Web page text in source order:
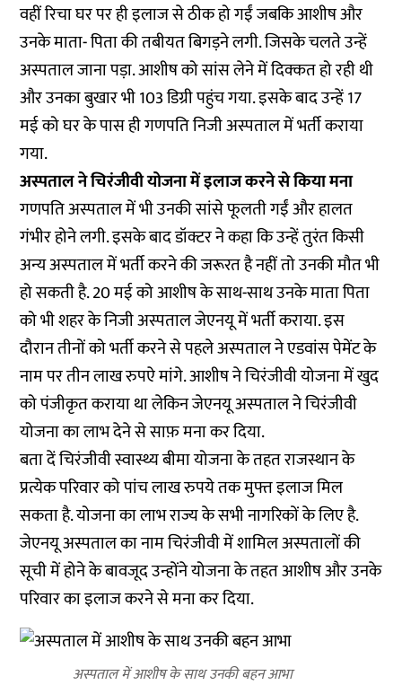
वहीं रिचा घर पर ही इलाज से ठीक हो गईं जबकि आशीष और
उनके माता- पिता की तबीयत बिगड़ने लगी. जिसके चलते उन्हें
अस्पताल जाना पड़ा. आशीष को सांस लेने में दिक्कत हो रही थी
और उनका बुखार भी 103 डिग्री पहुंच गया. इसके बाद उन्हें 17
मई को घर के पास ही गणपति निजी अस्पताल में भर्ती कराया
गया.
अस्पताल ने चिरंजीवी योजना में इलाज करने से किया मना
गणपति अस्पताल में भी उनकी सांसे फूलती गईं और हालत
गंभीर होने लगी. इसके बाद डॉक्टर ने कहा कि उन्हें तुरंत किसी
अन्य अस्पताल में भर्ती करने की जरूरत है नहीं तो उनकी मौत भी
हो सकती है. 20 मई को आशीष के साथ-साथ उनके माता पिता
को भी शहर के निजी अस्पताल जेएनयू में भर्ती कराया. इस
दौरान तीनों को भर्ती करने से पहले अस्पताल ने एडवांस पेमेंट के
नाम पर तीन लाख रुपऐ मांगे. आशीष ने चिरंजीवी योजना में खुद
को पंजीकृत कराया था लेकिन जेएनयू अस्पताल ने चिरंजीवी
योजना का लाभ देने से साफ़ मना कर दिया.
बता दें चिरंजीवी स्वास्थ्य बीमा योजना के तहत राजस्थान के
प्रत्येक परिवार को पांच लाख रुपये तक मुफ्त इलाज मिल
सकता है. योजना का लाभ राज्य के सभी नागरिकों के लिए है.
जेएनयू अस्पताल का नाम चिरंजीवी में शामिल अस्पतालों की
सूची में होने के बावजूद उन्होंने योजना के तहत आशीष और उनके
परिवार का इलाज करने से मना कर दिया.
अस्पताल में आशीष के साथ उनकी बहन आभा